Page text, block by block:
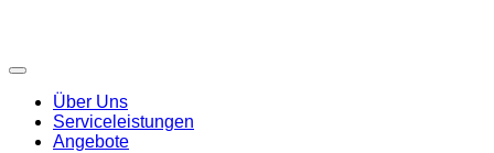
Über Uns
Serviceleistungen
Angebote